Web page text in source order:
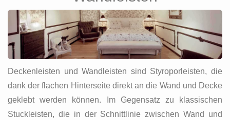
Deckenleisten und Wandleisten sind Styroporleisten, die
dank der flachen Hinterseite direkt an die Wand und Decke
geklebt werden können. Im Gegensatz zu klassischen
Stuckleisten, die in der Schnittlinie zwischen Wand und